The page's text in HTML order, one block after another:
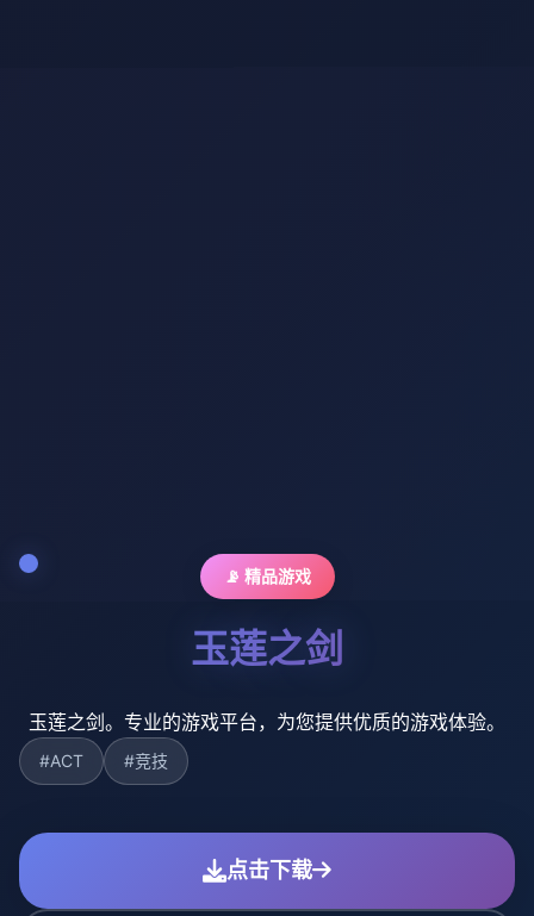
📡 精品游戏
玉莲之剑
玉莲之剑。专业的游戏平台，为您提供优质的游戏体验。
#ACT #竞技
点击下载